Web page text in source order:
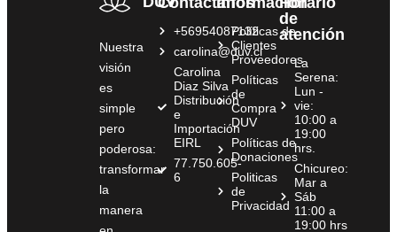
Nuestra
visión
es
simple
pero
poderosa:
transformar
la
manera
+56954087132
carolina@duv.cl
Carolina
Diaz Silva
Distribución
e
Importación
EIRL
77.750.605-
6
Políticas de
Clientes
Proveedores
Políticas
de
Compra
DUV
Políticas de
Donaciones
Politicas
de
Privacidad
de
atención
La
Serena:
Lun -
vie:
10:00 a
19:00
hrs.
Chicureo:
Mar a
Sáb
11:00 a
19:00 hrs